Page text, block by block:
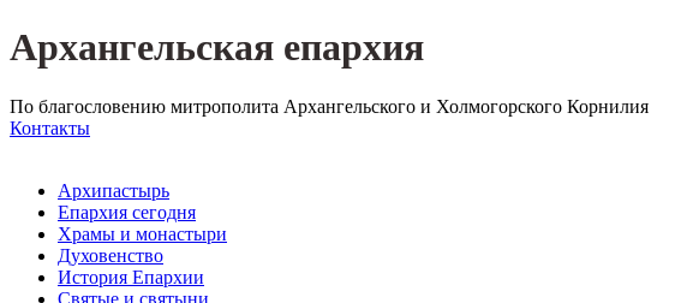
Архангельская епархия
По благословению митрополита Архангельского и Холмогорского Корнилия
Контакты
Архипастырь
Епархия сегодня
Храмы и монастыри
Духовенство
История Епархии
Святые и святыни